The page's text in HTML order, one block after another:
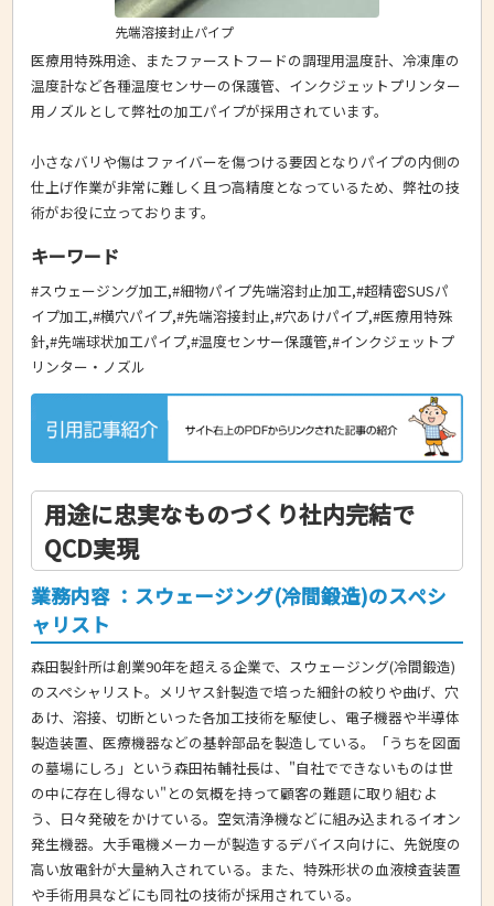
先端溶接封止パイプ
医療用特殊用途、またファーストフードの調理用温度計、冷凍庫の
温度計など各種温度センサーの保護管、インクジェットプリンター
用ノズルとして弊社の加工パイプが採用されています。
小さなバリや傷はファイバーを傷つける要因となりパイプの内側の
仕上げ作業が非常に難しく且つ高精度となっているため、弊社の技
術がお役に立っております。
キーワード
#スウェージング加工,#細物パイプ先端溶封止加工,#超精密SUSパ
イプ加工,#横穴パイプ,#先端溶接封止,#穴あけパイプ,#医療用特殊
針,#先端球状加工パイプ,#温度センサー保護管,#インクジェットプ
リンター・ノズル
用途に忠実なものづくり社内完結で
QCD実現
業務内容 ：スウェージング(冷間鍛造)のスペシ
ャリスト
森田製針所は創業90年を超える企業で、スウェージング(冷間鍛造)
のスペシャリスト。メリヤス針製造で培った細針の絞りや曲げ、穴
あけ、溶接、切断といった各加工技術を駆使し、電子機器や半導体
製造装置、医療機器などの基幹部品を製造している。「うちを図面
の墓場にしろ」という森田祐輔社長は、"自社でできないものは世
の中に存在し得ない"との気概を持って顧客の難題に取り組むよ
う、日々発破をかけている。空気清浄機などに組み込まれるイオン
発生機器。大手電機メーカーが製造するデバイス向けに、先鋭度の
高い放電針が大量納入されている。また、特殊形状の血液検査装置
や手術用具などにも同社の技術が採用されている。